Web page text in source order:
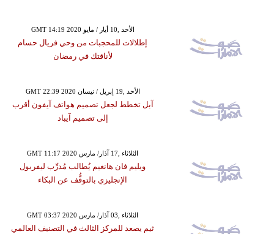
GMT 14:19 2020 الأحد ,10 أيار / مايو
إطلالات للمحجبات من وحي فريال حسام
لأناقتك في رمضان
GMT 22:39 2020 الأحد ,19 إبريل / نيسان
آبل تخطط لجعل تصميم هواتف آيفون أقرب
إلى تصميم آيباد
GMT 11:17 2020 الثلاثاء ,17 آذار/ مارس
ويليم فان هانغيم يُطالب مُدرِّب ليفربول
الإنجليزي بالتوقُّف عن البكاء
GMT 03:37 2020 الثلاثاء ,03 آذار/ مارس
ثيم يصعد للمركز الثالث في التصنيف العالمي